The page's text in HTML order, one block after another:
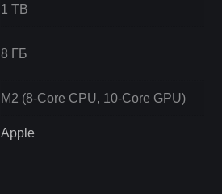
1 TB
8 ГБ
M2 (8-Core CPU, 10-Core GPU)
Apple